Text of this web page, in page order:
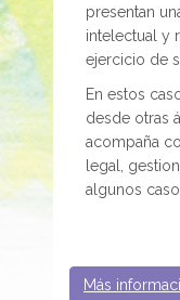
presentan
intelectual y
ejercicio de
En estos
desde otras
acompaña
legal,
algunos
Más